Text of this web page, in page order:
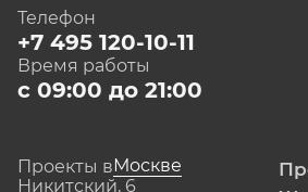
Телефон
+7 495 120-10-11
Время работы
с 09:00 до 21:00
Проекты вМоскве
Никитский, 6